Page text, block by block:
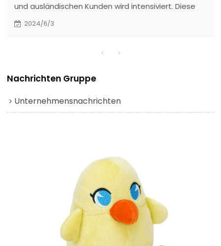
und ausländischen Kunden wird intensiviert. Diese
Zusammenarbeit zeigt die fachliche Stärke und
2024/6/3
Nachrichten Gruppe
Unternehmensnachrichten